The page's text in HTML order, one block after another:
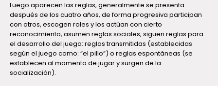
Luego aparecen las reglas, generalmente se presenta
después de los cuatro años, de forma progresiva participan
con otros, escogen roles y los actúan con cierto
reconocimiento, asumen reglas sociales, siguen reglas para
el desarrollo del juego: reglas transmitidas (establecidas
según el juego como: “el pillo”) o reglas espontáneas (se
establecen al momento de jugar y surgen de la
socialización).